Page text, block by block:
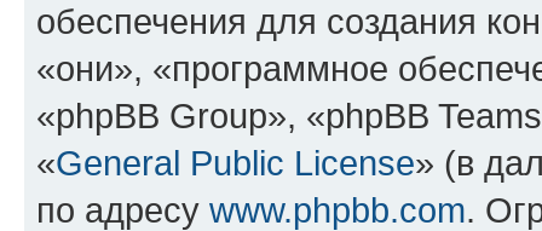
обеспечения для создания
«они», «программное
«phpBB Group», «phpBB
«General Public License» (в
по адресу www.phpbb.com.